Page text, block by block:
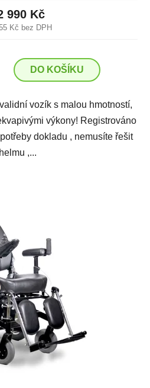
Kč bez DPH
990 Kč
DO KOŠÍKU
vozík s malou hmotností,
výkony! Registrováno
dokladu , nemusíte řešit
helmu ,...